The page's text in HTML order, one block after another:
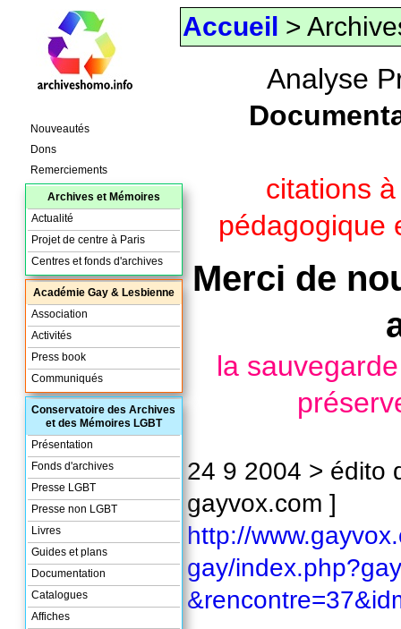
Accueil >
Analyse
citations
pédagogique
Merci de
la
24 9 2004 > édito
gayvox.com ]
http://
gay/
Nouveautés
Dons
Remerciements
Archives et Mémoires
Actualité
Projet de centre à Paris
Centres et fonds d'archives
Académie Gay & Lesbienne
Association
Activités
Press book
Communiqués
Conservatoire des Archives
et des Mémoires LGBT
Présentation
Fonds d'archives
Presse LGBT
Presse non LGBT
Livres
Guides et plans
Documentation
Catalogues
Affiches